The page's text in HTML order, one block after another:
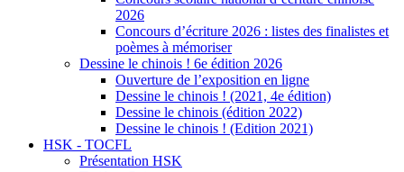
2026
Concours d’écriture 2026 : listes des finalistes et
poèmes à mémoriser
Dessine le chinois ! 6e édition 2026
Ouverture de l’exposition en ligne
Dessine le chinois ! (2021, 4e édition)
Dessine le chinois (édition 2022)
Dessine le chinois ! (Edition 2021)
HSK - TOCFL
Présentation HSK